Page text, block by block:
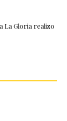
La Gloria realizo